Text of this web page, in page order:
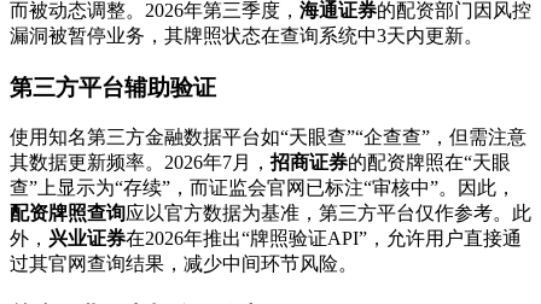
而被动态调整。2026年第三季度， 海通证券的配资部门因风控
漏洞被暂停业务，其牌照状态在查询系统中3天内更新。
第三方平台辅助验证
使用知名第三方金融数据平台如“天眼查”“企查查”，但需注意
其数据更新频率。2026年7月， 招商证券的配资牌照在“天眼
查”上显示为“存续”，而证监会官网已标注“审核中”。因此，
配资牌照查询应以官方数据为基准，第三方平台仅作参考。此
外， 兴业证券在2026年推出“牌照验证API”，允许用户直接通
过其官网查询结果，减少中间环节风险。